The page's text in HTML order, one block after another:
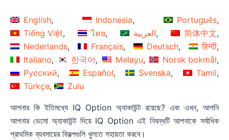
English Indonesia
Português
Tiếng Việt
ไทย العربية
简体中文
Nederlands
Français Deutsch
हिन्दी
Italiano
한국어 Melayu
Norsk bokmål
Русский
Español Svenska
Tamil
Türkçe
Zulu
আপনার কি ইতিমধ্যে IQ Option অ্যাকাউন্ট রয়েছে? এবং এখন, আপনি
আপনার ডেমো অ্যাকাউন্ট দিয়ে IQ Option এই নিবন্ধটি আপনাকে সর্বাধিক
প্রাথমিক ব্যবসায়ের বিকল্পগুলি খুলতে সহায়তা করবে।